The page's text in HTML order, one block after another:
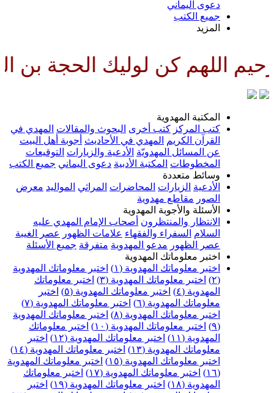
لوليك الحجة بن الحسن
المهدوية
كتب أخرى البحوث والمقالات المهدي في
المهدي في الأحاديث أجوبة أهل البيت
المسائل المهدويّة الأدعية والزيارات التوقيعات
المكتبة الأدبية دعوى اليماني جميع الكتب
متعددة
الزيارات المحاضرات المراثي المواليد معرض
مقاطع مهدوية
والأجوبة المهدوية
والمنتظرون أصحاب الإمام المهدي عليه
السفراء والفقهاء علامات الظهور عصر الغيبة
مدعو المهدوية متفرقة جميع الأسئلة
معلوماتك المهدوية
معلوماتك المهدوية (١)
اختبر معلوماتك المهدوية
اختبر معلوماتك المهدوية (٣)
اختبر معلوماتك
اختبر معلوماتك المهدوية (٥)
اختبر
المهدوية (٦)
اختبر معلوماتك المهدوية (٧)
معلوماتك المهدوية (٨)
اختبر معلوماتك المهدوية
اختبر معلوماتك المهدوية (١٠)
اختبر معلوماتك
اختبر معلوماتك المهدوية (١٢)
اختبر
المهدوية (١٣)
اختبر معلوماتك المهدوية (١٤)
معلوماتك المهدوية (١٥)
اختبر معلوماتك المهدوية
اختبر معلوماتك المهدوية (١٧)
اختبر معلوماتك
اختبر معلوماتك المهدوية (١٩)
اختبر